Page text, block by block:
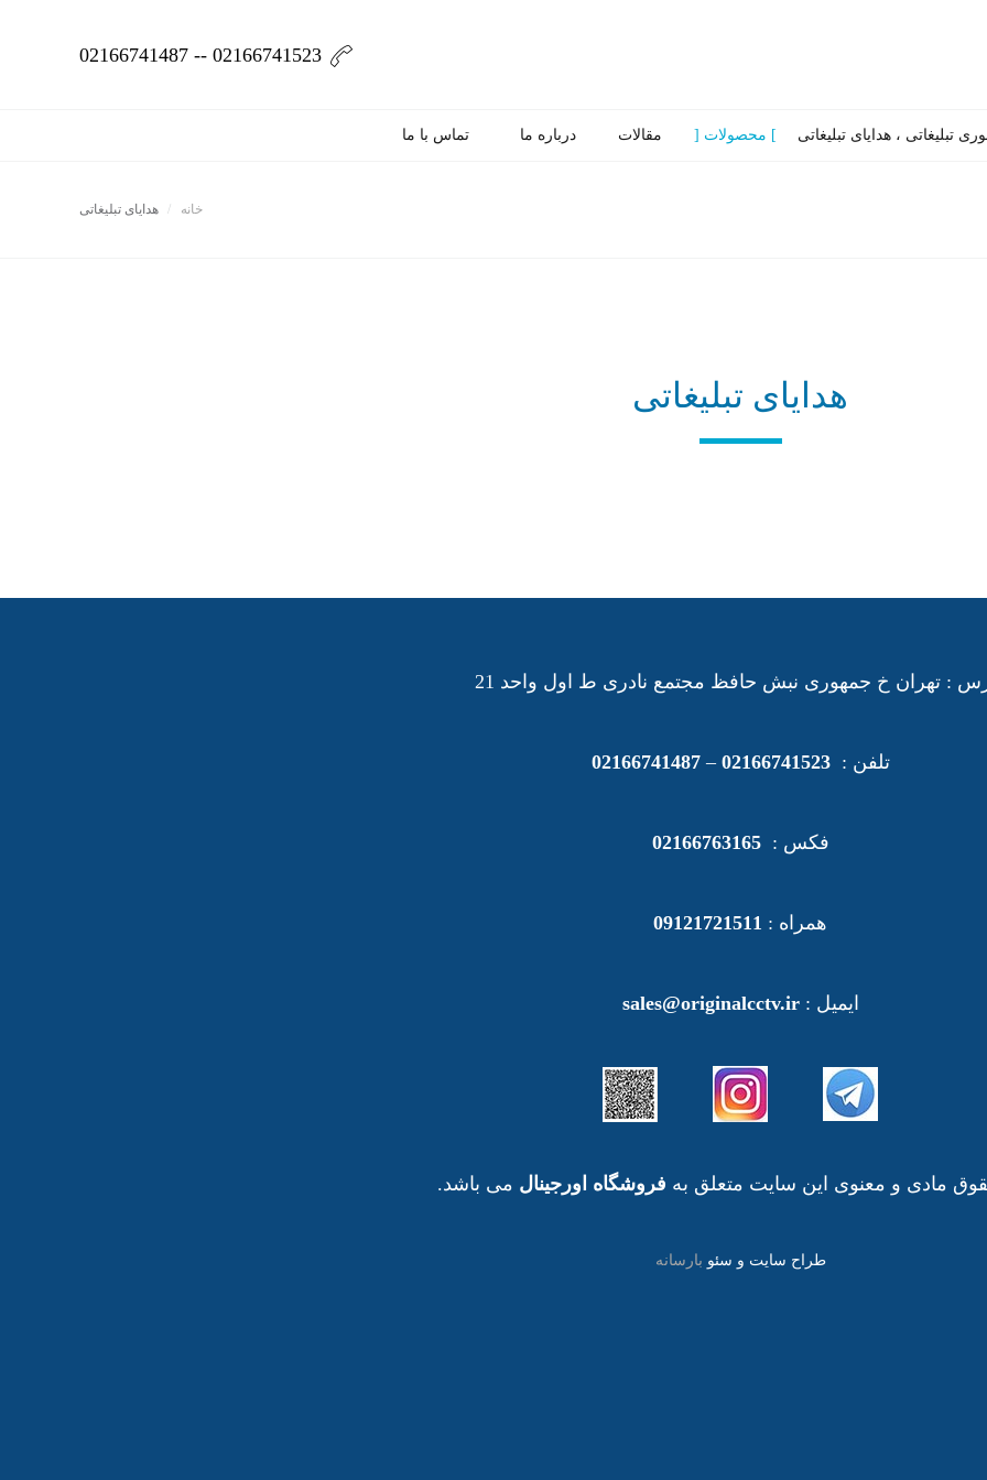
02166741523 -- 02166741487
تبلیغاتی ، هدایای تبلیغاتی محصولات مقالات درباره ما تماس با ما
خانه هدایای تبلیغاتی
هدایای تبلیغاتی
: تهران خ جمهوری نبش حافظ مجتمع نادری ط اول واحد 21
تلفن :02166741523
–
02166741487
فکس :02166763165
همراه : 09121721511
ایمیل :sales@originalcctv.ir
مادی و معنوی این سایت متعلق به فروشگاه اورجینال می باشد.
طراح سایت و سئو بارسانه